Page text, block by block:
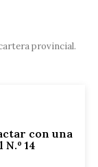
provincial.
con una
14